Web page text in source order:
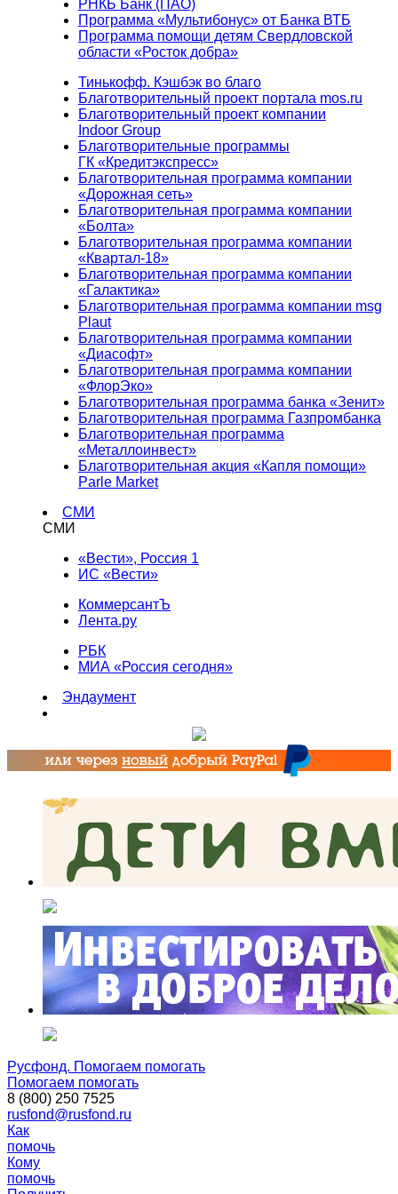
РНКБ Банк (ПАО)
Программа «Мультибонус» от Банка ВТБ
Программа помощи детям Свердловской
области «Росток добра»
Тинькофф. Кэшбэк во благо
Благотворительный проект портала mos.ru
Благотворительный проект компании
Indoor Group
Благотворительные программы
ГК «Кредитэкспресс»
Благотворительная программа компании
«Дорожная сеть»
Благотворительная программа компании
«Болта»
Благотворительная программа компании
«Квартал-18»
Благотворительная программа компании
«Галактика»
Благотворительная программа компании msg
Plaut
Благотворительная программа компании
«Диасофт»
Благотворительная программа компании
«ФлорЭко»
Благотворительная программа банка «Зенит»
Благотворительная программа Газпромбанка
Благотворительная программа
«Металлоинвест»
Благотворительная акция «Капля помощи»
Parle Market
СМИ
СМИ
«Вести», Россия 1
ИС «Вести»
КоммерсантЪ
Лента.ру
РБК
МИА «Россия сегодня»
Эндаумент
Русфонд. Помогаем помогать
Помогаем помогать
8 (800) 250 7525
rusfond@rusfond.ru
Как
помочь
Кому
помочь